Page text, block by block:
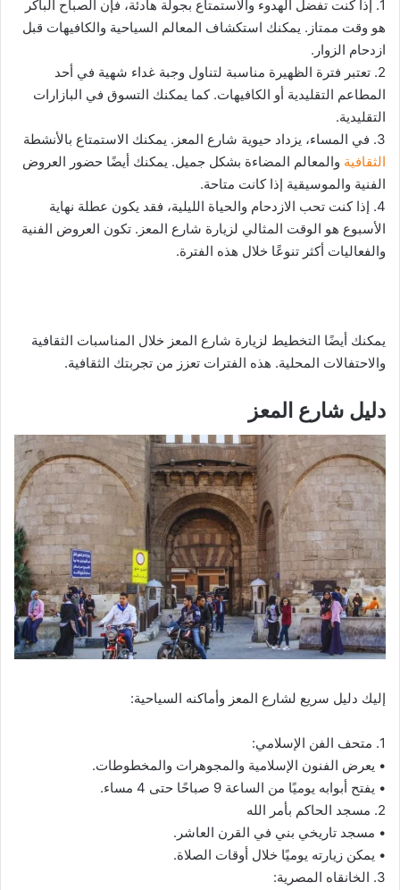
1. إذا كنت تفضل الهدوء والاستمتاع بجولة هادئة، فإن الصباح الباكر
هو وقت ممتاز. يمكنك استكشاف المعالم السياحية والكافيهات قبل
ازدحام الزوار.
2. تعتبر فترة الظهيرة مناسبة لتناول وجبة غداء شهية في أحد
المطاعم التقليدية أو الكافيهات. كما يمكنك التسوق في البازارات
التقليدية.
3. في المساء، يزداد حيوية شارع المعز. يمكنك الاستمتاع بالأنشطة
الثقافية والمعالم المضاءة بشكل جميل. يمكنك أيضًا حضور العروض
الفنية والموسيقية إذا كانت متاحة.
4. إذا كنت تحب الازدحام والحياة الليلية، فقد يكون عطلة نهاية
الأسبوع هو الوقت المثالي لزيارة شارع المعز. تكون العروض الفنية
والفعاليات أكثر تنوعًا خلال هذه الفترة.
يمكنك أيضًا التخطيط لزيارة شارع المعز خلال المناسبات الثقافية
والاحتفالات المحلية. هذه الفترات تعزز من تجربتك الثقافية.
دليل شارع المعز
إليك دليل سريع لشارع المعز وأماكنه السياحية:
1. متحف الفن الإسلامي:
• يعرض الفنون الإسلامية والمجوهرات والمخطوطات.
• يفتح أبوابه يوميًا من الساعة 9 صباحًا حتى 4 مساء.
2. مسجد الحاكم بأمر الله
• مسجد تاريخي بني في القرن العاشر.
• يمكن زيارته يوميًا خلال أوقات الصلاة.
3. الخانقاه المصرية: